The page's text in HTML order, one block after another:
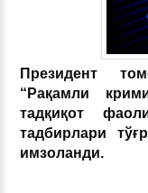
Президент
“Рақамли
тадқиқот
тадбирлари
имзоланди.